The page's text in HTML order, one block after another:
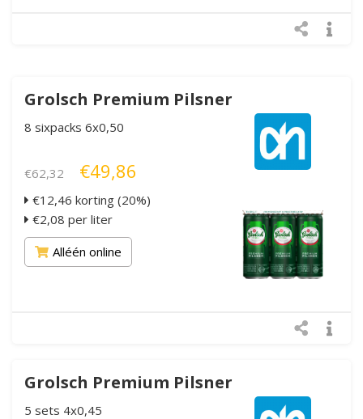
Grolsch Premium Pilsner
8 sixpacks 6x0,50
€62,32 €49,86
€12,46 korting (20%)
€2,08 per liter
Alléén online
Grolsch Premium Pilsner
5 sets 4x0,45